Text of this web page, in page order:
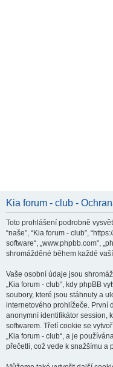
Kia forum - club -
Toto prohlášení podrobně
“naše”, “Kia forum - club”,
software“, „www.phpbb.com“,
shromážděné během každé
Vaše osobní údaje jsou
„Kia forum - club“, kdy phpBB
soubory, které jsou stáhnuty a
internetového prohlížeče. První
anonymní identifikátor session,
softwarem. Třetí cookie se
„Kia forum - club“, a je
přečetli, což vede k snažšímu a